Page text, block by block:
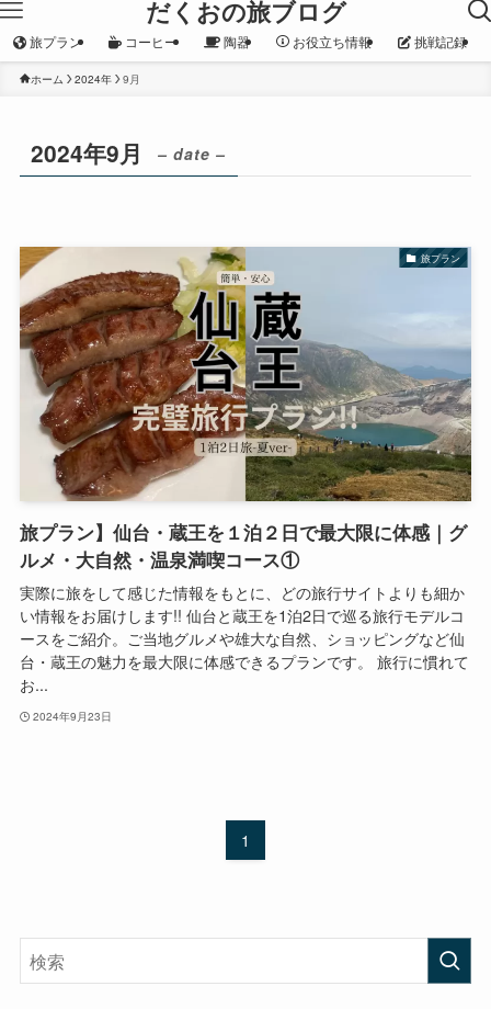
だくおの旅ブログ
旅プラン コーヒー 陶器 お役立ち情報 挑戦記録
ホーム 2024年 9月
2024年9月 – date –
旅プラン
旅プラン】仙台・蔵王を１泊２日で最大限に体感｜グ
ルメ・大自然・温泉満喫コース①
実際に旅をして感じた情報をもとに、どの旅行サイトよりも細か
い情報をお届けします!! 仙台と蔵王を1泊2日で巡る旅行モデルコ
ースをご紹介。ご当地グルメや雄大な自然、ショッピングなど仙
台・蔵王の魅力を最大限に体感できるプランです。 旅行に慣れて
お...
2024年9月23日
1